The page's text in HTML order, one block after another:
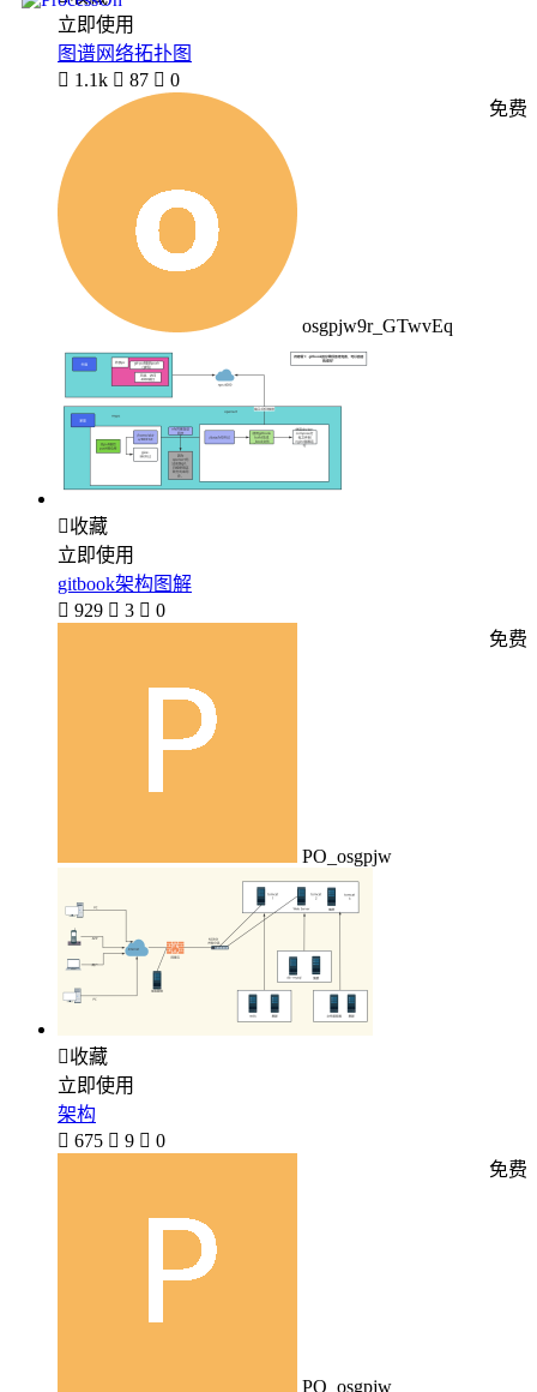
立即使用
图谱网络拓扑图
 1.1k  87  0
osgpjw9r_GTwvEq
免费
收藏
立即使用
gitbook架构图解
 929  3  0
PO_osgpjw
免费
收藏
立即使用
架构
 675  9  0
PO_osgpjw
免费